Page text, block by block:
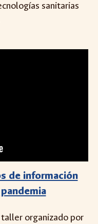
sanitarias
de información
organizado por